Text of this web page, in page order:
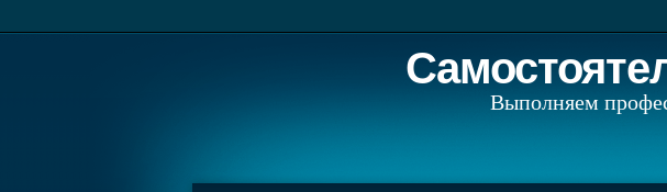
Выполняем